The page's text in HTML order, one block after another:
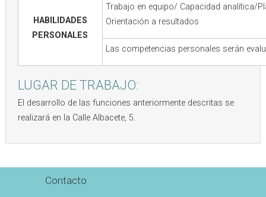
HABILIDADES
PERSONALES
Trabajo en equipo/ Capacidad analítica/
Orientación a resultados
Las competencias personales serán
LUGAR DE TRABAJO:
El desarrollo de las funciones anteriormente descritas se
realizará en la Calle Albacete, 5.
Contacto